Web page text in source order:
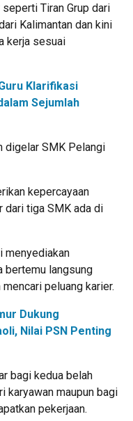
Tiran Grup dari
Kalimantan dan kini
kerja sesuai
Klarifikasi
Sejumlah
digelar SMK Pelangi
kepercayaan
dari tiga SMK ada di
menyediakan
bertemu langsung
peluang karier.
Dukung
Nilai PSN Penting
bagi kedua belah
karyawan maupun bagi
pekerjaan.